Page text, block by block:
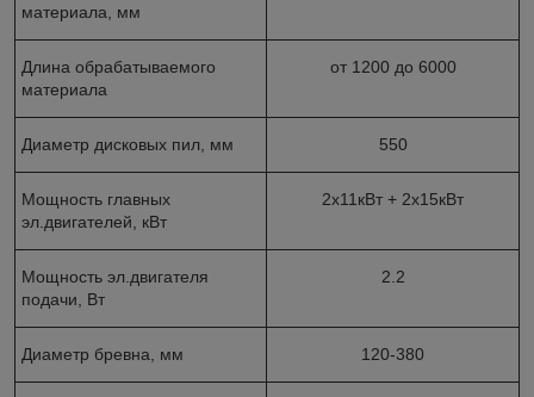
материала, мм
Длина обрабатываемого
материала
от 1200 до 6000
Диаметр дисковых пил, мм 550
Мощность главных
эл.двигателей, кВт
2х11кВт + 2х15кВт
Мощность эл.двигателя
подачи, Вт
2.2
Диаметр бревна, мм 120-380